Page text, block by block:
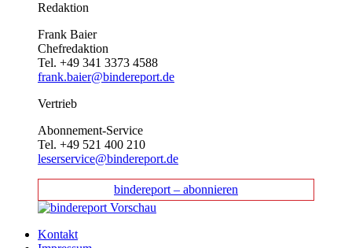
Redaktion
Frank Baier
Chefredaktion
Tel. +49 341 3373 4588
frank.baier@bindereport.de
Vertrieb
Abonnement-Service
Tel. +49 521 400 210
leserservice@bindereport.de
bindereport – abonnieren
Kontakt